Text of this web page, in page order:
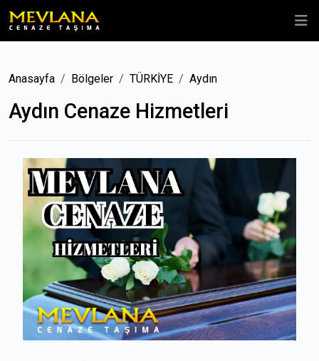
Anasayfa Bölgeler TÜRKİYE Aydın
Aydın Cenaze Hizmetleri